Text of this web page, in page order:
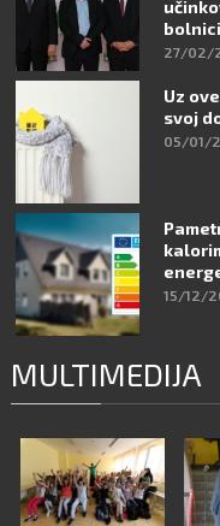
27/02/
Uz
svoj
05/01/
15/12/
MULTIMEDIJA